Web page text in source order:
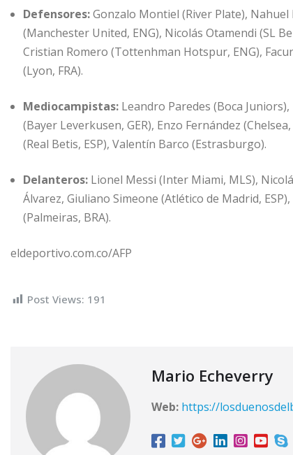
Defensores:Gonzalo Montiel (River Plate),
(Manchester United, ENG), Nicolás Otamendi (SL
Cristian Romero (Tottenhman Hotspur, ENG),
(Lyon, FRA).
Mediocampistas: Leandro Paredes (Boca
(Bayer Leverkusen, GER), Enzo Fernández
(Real Betis, ESP), Valentín Barco (Estrasburgo).
Delanteros: Lionel Messi (Inter Miami, MLS),
Álvarez, Giuliano Simeone (Atlético de Madrid,
(Palmeiras, BRA).
eldeportivo.com.co/AFP
Post Views: 191
Mario Echeverry
Web: https://